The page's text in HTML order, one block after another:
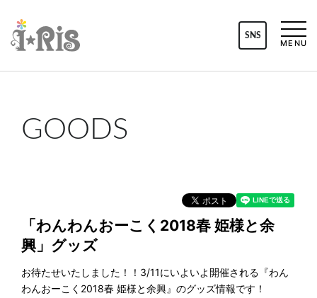
SNS
MENU
GOODS
「わんわんおーこく2018春 姫様と余
興」グッズ
お待たせいたしました！！3/11にいよいよ開催される『わん
わんおーこく2018春 姫様と余興』のグッズ情報です！